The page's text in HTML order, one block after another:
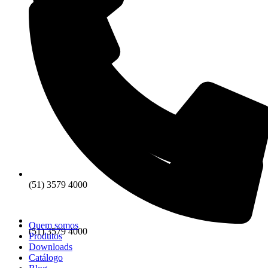
(51) 3579 4000
(51) 3579 4000
Quem somos
Produtos
Downloads
Catálogo